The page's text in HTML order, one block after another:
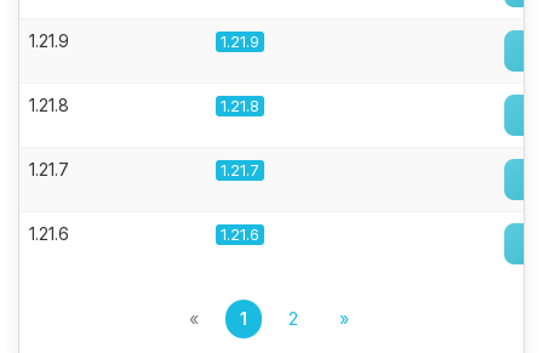
1.21.9 1.21.9
1.21.8 1.21.8
1.21.7 1.21.7
1.21.6 1.21.6
« 1 2 »